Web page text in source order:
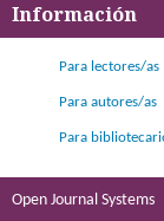
Información
Para lectores/as
Para autores/as
Para
Open Journal Systems